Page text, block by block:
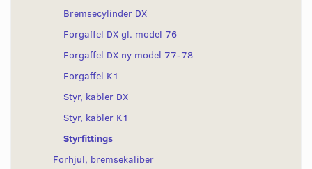
Bremsecylinder DX
Forgaffel DX gl. model 76
Forgaffel DX ny model 77-78
Forgaffel K1
Styr, kabler DX
Styr, kabler K1
Styrfittings
Forhjul, bremsekaliber